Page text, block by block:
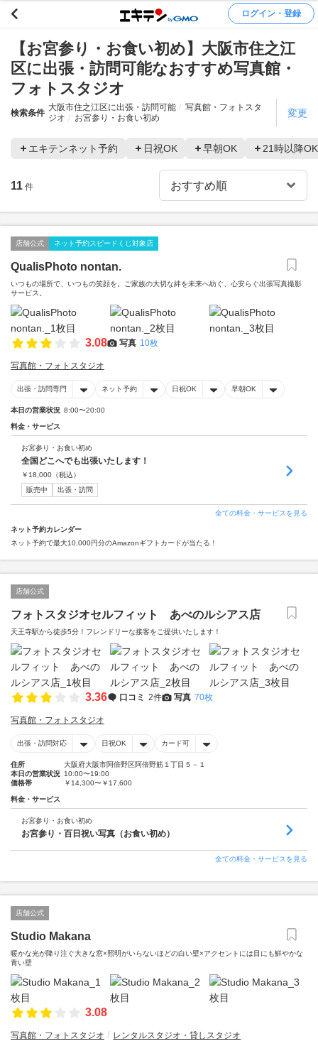
ログイン・登録
【お宮参り・お食い初め】大阪市住之江
区に出張・訪問可能なおすすめ写真館・
フォトスタジオ
検索条件
大阪市住之江区に出張・訪問可能
写真館・フォトスタ
ジオ
お宮参り・お食い初め 変更
エキテンネット予約 日祝OK 早朝OK 21時以降OK
11 件
店舗公式 ネット予約スピードくじ対象店
QualisPhoto nontan.
いつもの場所で、いつもの笑顔を。ご家族の大切な絆を未来へ紡ぐ、心安らぐ出張写真撮影
サービス。
3.08 写真 10枚
写真館・フォトスタジオ
出張・訪問専門 ネット予約 日祝OK 早朝OK
本日の営業状況 8:00〜20:00
料金・サービス
お宮参り・お食い初め
全国どこへでも出張いたします！
￥ 18,000 （税込）
販売中
出張・訪問
全ての料金・サービスを見る
ネット予約カレンダー
ネット予約で最大10,000円分のAmazonギフトカードが当たる！
店舗公式
フォトスタジオセルフィット あべのルシアス店
天王寺駅から徒歩5分！フレンドリーな接客をご提供いたします！
3.36 口コミ 2件 写真 70枚
写真館・フォトスタジオ
出張・訪問対応 日祝OK カード可
住所
大阪府大阪市阿倍野区阿倍野筋１丁目５－１
本日の営業状況 10:00〜19:00
価格帯
￥14,300〜￥17,600
料金・サービス
お宮参り・お食い初め
お宮参り・百日祝い写真（お食い初め）
全ての料金・サービスを見る
店舗公式
Studio Makana
暖かな光が降り注ぐ大きな窓×照明がいらないほどの白い壁×アクセントには目にも鮮やかな
青い壁
3.08
写真館・フォトスタジオ レンタルスタジオ・貸しスタジオ